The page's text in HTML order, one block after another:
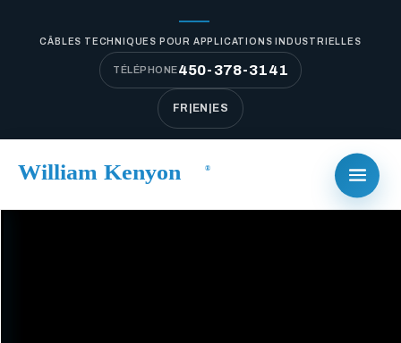
CÂBLES TECHNIQUES POUR APPLICATIONS INDUSTRIELLES
TÉLÉPHONE450-378-3141
FR EN ES